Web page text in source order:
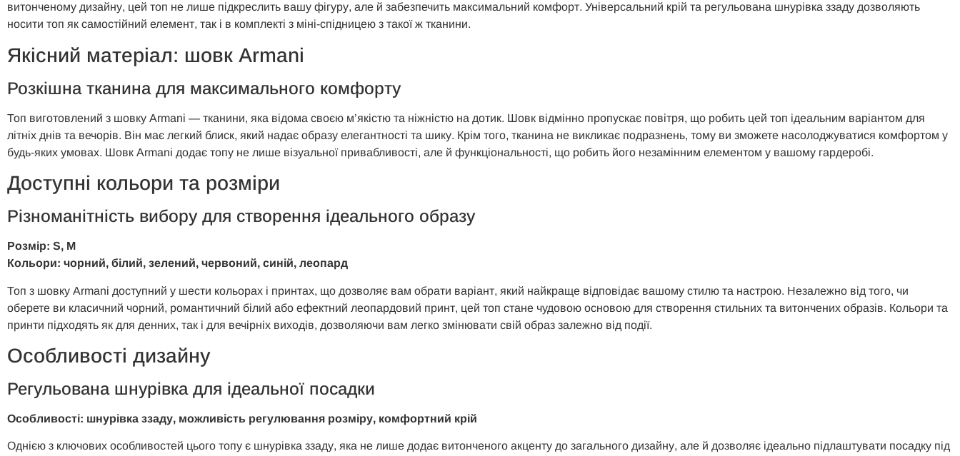
витонченому дизайну, цей топ не лише підкреслить вашу фігуру, але й забезпечить максимальний комфорт. Універсальний крій та регульована шнурівка ззаду дозволяють
носити топ як самостійний елемент, так і в комплекті з міні-спідницею з такої ж тканини.
Якісний матеріал: шовк Armani
Розкішна тканина для максимального комфорту
Топ виготовлений з шовку Armani — тканини, яка відома своєю м’якістю та ніжністю на дотик. Шовк відмінно пропускає повітря, що робить цей топ ідеальним варіантом для
літніх днів та вечорів. Він має легкий блиск, який надає образу елегантності та шику. Крім того, тканина не викликає подразнень, тому ви зможете насолоджуватися комфортом у
будь-яких умовах. Шовк Armani додає топу не лише візуальної привабливості, але й функціональності, що робить його незамінним елементом у вашому гардеробі.
Доступні кольори та розміри
Різноманітність вибору для створення ідеального образу
Розмір: S, M
Кольори: чорний, білий, зелений, червоний, синій, леопард
Топ з шовку Armani доступний у шести кольорах і принтах, що дозволяє вам обрати варіант, який найкраще відповідає вашому стилю та настрою. Незалежно від того, чи
оберете ви класичний чорний, романтичний білий або ефектний леопардовий принт, цей топ стане чудовою основою для створення стильних та витончених образів. Кольори та
принти підходять як для денних, так і для вечірніх виходів, дозволяючи вам легко змінювати свій образ залежно від події.
Особливості дизайну
Регульована шнурівка для ідеальної посадки
Особливості: шнурівка ззаду, можливість регулювання розміру, комфортний крій
Однією з ключових особливостей цього топу є шнурівка ззаду, яка не лише додає витонченого акценту до загального дизайну, але й дозволяє ідеально підлаштувати посадку під